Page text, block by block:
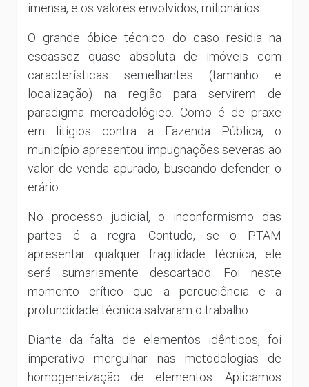
imensa, e os valores envolvidos, milionários.
O grande óbice técnico do caso residia na
escassez quase absoluta de imóveis com
características semelhantes (tamanho e
localização) na região para servirem de
paradigma mercadológico. Como é de praxe
em litígios contra a Fazenda Pública, o
município apresentou impugnações severas ao
valor de venda apurado, buscando defender o
erário.
No processo judicial, o inconformismo das
partes é a regra. Contudo, se o PTAM
apresentar qualquer fragilidade técnica, ele
será sumariamente descartado. Foi neste
momento crítico que a percuciência e a
profundidade técnica salvaram o trabalho.
Diante da falta de elementos idênticos, foi
imperativo mergulhar nas metodologias de
homogeneização de elementos. Aplicamos